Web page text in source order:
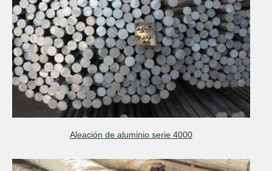
Aleación de aluminio serie 4000